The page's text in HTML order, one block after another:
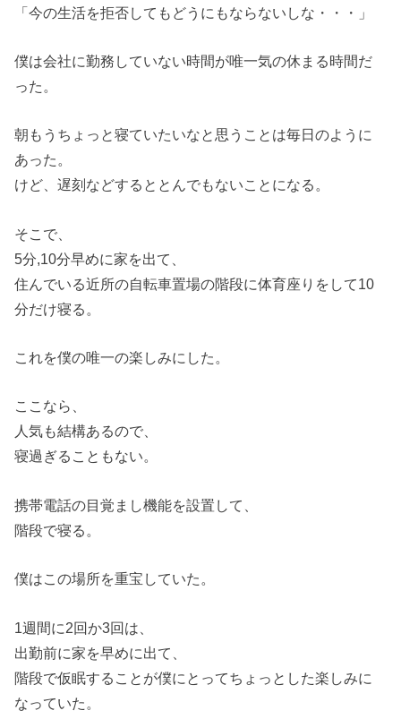
「今の生活を拒否してもどうにもならないしな・・・」
僕は会社に勤務していない時間が唯一気の休まる時間だ
った。
朝もうちょっと寝ていたいなと思うことは毎日のように
あった。
けど、遅刻などするととんでもないことになる。
そこで、
5分,10分早めに家を出て、
住んでいる近所の自転車置場の階段に体育座りをして10
分だけ寝る。
これを僕の唯一の楽しみにした。
ここなら、
人気も結構あるので、
寝過ぎることもない。
携帯電話の目覚まし機能を設置して、
階段で寝る。
僕はこの場所を重宝していた。
1週間に2回か3回は、
出勤前に家を早めに出て、
階段で仮眠することが僕にとってちょっとした楽しみに
なっていた。